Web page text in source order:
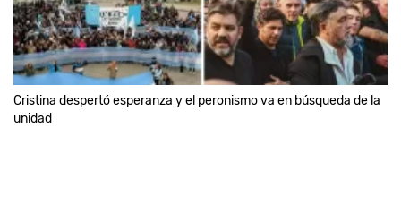
Cristina despertó esperanza y el peronismo va en búsqueda de la
unidad